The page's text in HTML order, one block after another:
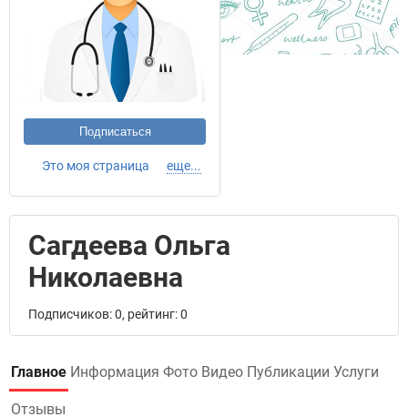
Подписаться
Это моя страница еще...
Сагдеева Ольга
Николаевна
Подписчиков: 0, рейтинг: 0
Главное Информация Фото Видео Публикации Услуги
Отзывы